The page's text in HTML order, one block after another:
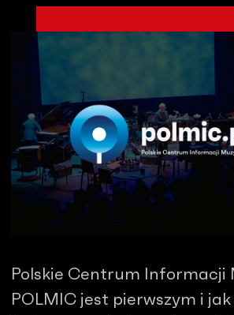
Polskie Centrum Informacji
POLMIC jest pierwszym i